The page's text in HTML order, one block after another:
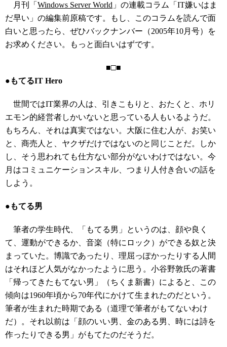
月刊「 Windows Server World 」の連載コラム「IT嫌いはま
だ早い」の編集前原稿です。もし、このコラムを読んで面
白いと思ったら、ぜひバックナンバー（2005年10月号）を
お求めください。もっと面白いはずです。
■□■
●もてるIT Hero
世間ではIT業界の人は、引きこもりと、おたくと、ホリ
エモン的経営者しかいないと思っている人もいるようだ。
もちろん、それは真実ではない。大阪に住む人が、お笑い
と、商売人と、ヤクザだけではないのと同じことだ。しか
し、そう思われても仕方ない部分がないわけではない。今
月はコミュニケーションスキル、つまり人付き合いの話を
しよう。
●もてる男
筆者の学生時代、「もてる男」というのは、顔や良く
て、運動ができるか、音楽（特にロック）ができる奴と決
まっていた。博識であったり、理屈っぽかったりする人間
はそれほど人気がなかったように思う。小谷野敦氏の著書
「帰ってきたもてない男」（ちくま新書）によると、この
傾向は1960年頃から70年代にかけて生まれたのだという。
筆者が生まれた時期である（道理で筆者がもてないわけ
だ）。それ以前は「顔のいい男、金のある男、時には詩を
作ったりできる男」がもてたのだそうだ。